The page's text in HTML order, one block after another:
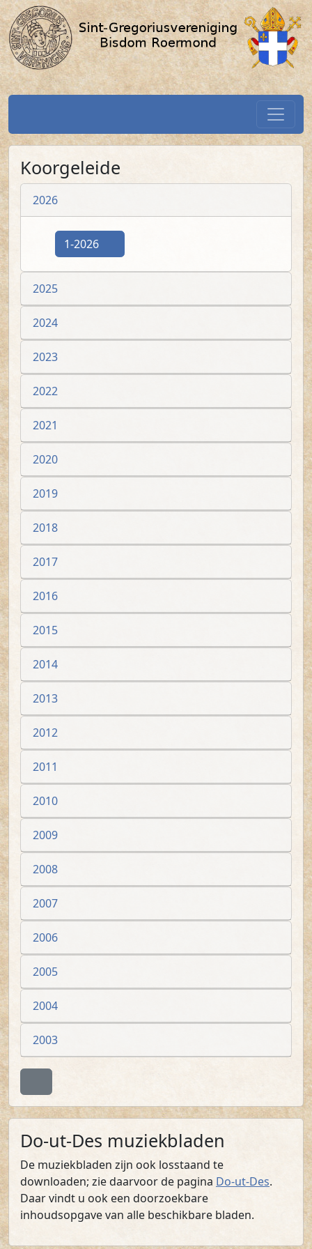
Spring naar hoofdtekst
Koorgeleide / SGV-Roermond.nl
Koorgeleide
2026
1-2026(PDF)
2025
2024
2023
2022
2021
2020
2019
2018
2017
2016
2015
2014
2013
2012
2011
2010
2009
2008
2007
2006
2005
2004
2003
Do-ut-Des muziekbladen
De muziekbladen zijn ook losstaand te
downloaden; zie daarvoor de pagina Do-ut-Des.
Daar vindt u ook een doorzoekbare
inhoudsopgave van alle beschikbare bladen.